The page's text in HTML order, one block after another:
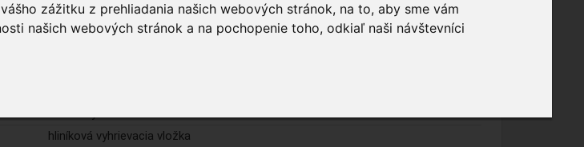
zážitku z prehliadania našich webových stránok, na to, aby sme vám
našich webových stránok a na pochopenie toho, odkiaľ naši návštevníci
hliníková vyhrievacia vložka